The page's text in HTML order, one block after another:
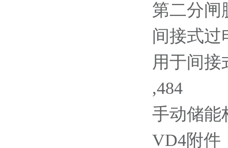
第二分闸
间接式过
用于间接
,484
手动储能
VD4附件